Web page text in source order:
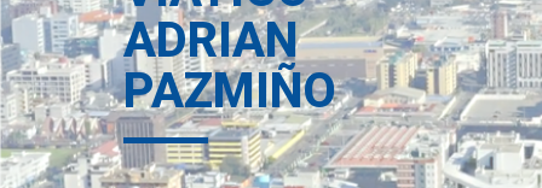
ADRIAN
PAZMIÑO